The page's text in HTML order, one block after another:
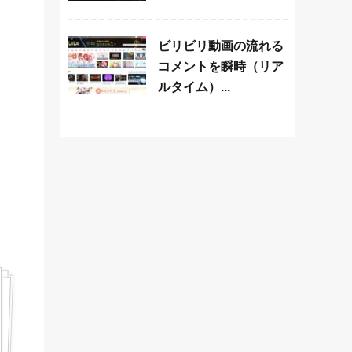
ビリビリ動画の流れる
コメントを瞬時（リア
ルタイム）...